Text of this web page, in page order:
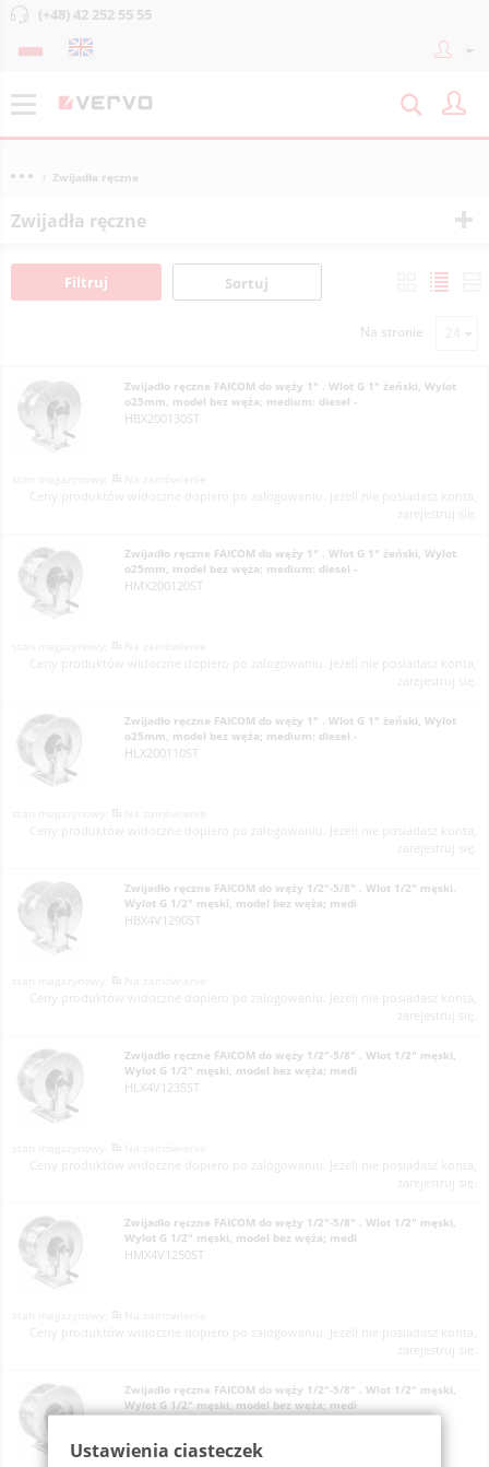
(+48) 42 252 55 55
Zwijadła ręczne
Zwijadła ręczne
Filtruj Sortuj
Na stronie
Zwijadło ręczne FAICOM do węży 1" . Wlot G 1" żeński, Wylot
o25mm, model bez węża; medium: diesel -
HBX200130ST
Ceny produktów widoczne dopiero po zalogowaniu. Jeżeli nie posiadasz konta,
zarejestruj się.
Zwijadło ręczne FAICOM do węży 1" . Wlot G 1" żeński, Wylot
o25mm, model bez węża; medium: diesel -
HMX200120ST
Ceny produktów widoczne dopiero po zalogowaniu. Jeżeli nie posiadasz konta,
zarejestruj się.
Zwijadło ręczne FAICOM do węży 1" . Wlot G 1" żeński, Wylot
o25mm, model bez węża; medium: diesel -
HLX200110ST
Ceny produktów widoczne dopiero po zalogowaniu. Jeżeli nie posiadasz konta,
zarejestruj się.
Zwijadło ręczne FAICOM do węży 1/2"-5/8" . Wlot 1/2" męski,
Wylot G 1/2" męski, model bez węża; medi
HBX4V1290ST
Ceny produktów widoczne dopiero po zalogowaniu. Jeżeli nie posiadasz konta,
zarejestruj się.
Zwijadło ręczne FAICOM do węży 1/2"-5/8" . Wlot 1/2" męski,
Wylot G 1/2" męski, model bez węża; medi
HLX4V1235ST
Ceny produktów widoczne dopiero po zalogowaniu. Jeżeli nie posiadasz konta,
zarejestruj się.
Zwijadło ręczne FAICOM do węży 1/2"-5/8" . Wlot 1/2" męski,
Wylot G 1/2" męski, model bez węża; medi
HMX4V1250ST
Ceny produktów widoczne dopiero po zalogowaniu. Jeżeli nie posiadasz konta,
zarejestruj się.
Zwijadło ręczne FAICOM do węży 1/2"-5/8" . Wlot 1/2" męski,
Wylot G 1/2" męski, model bez węża; medi
HX4V1220ST
Ustawienia ciasteczek